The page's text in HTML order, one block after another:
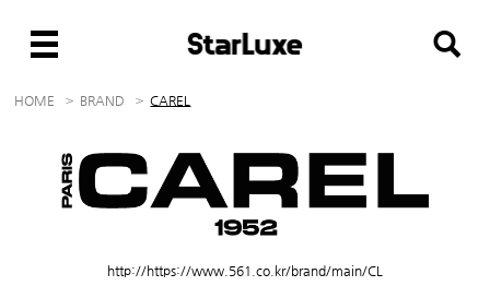
HOME BRAND CAREL
http://https://www.561.co.kr/brand/main/CL